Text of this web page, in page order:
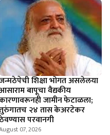
शिक्षा भोगत असलेलया
बापूचा वैद्यकीय
जामीन फेटाळला;
२४ तास केअरटेकर
परवानगी
07, 2026